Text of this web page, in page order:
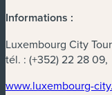
Informations :
Luxembourg City
tél. : (+352) 22 28 09,
www.luxembourg-